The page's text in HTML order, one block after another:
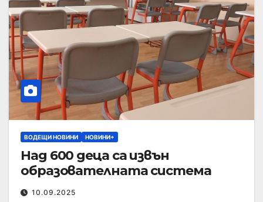
ВОДЕЩИ НОВИНИ НОВИНИ+
Над 600 деца са извън
образователната система
10.09.2025